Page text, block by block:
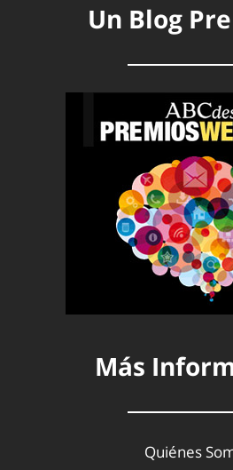
Un Blog
Más
Quiénes